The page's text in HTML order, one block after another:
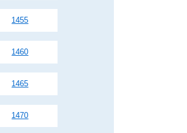
1455
1460
1465
1470